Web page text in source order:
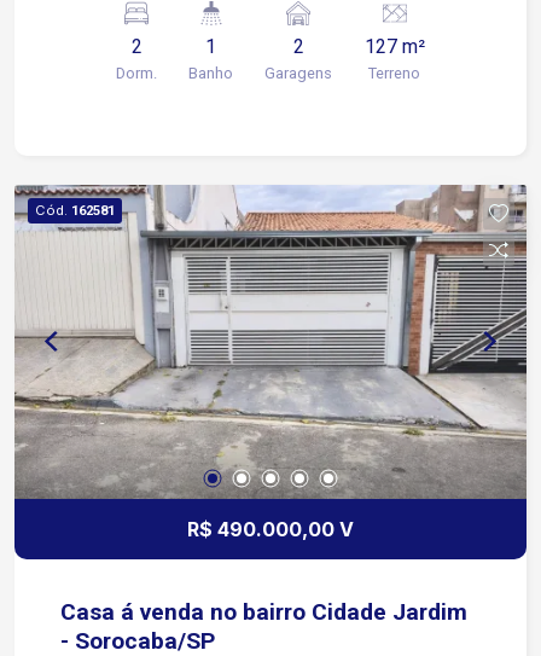
2
Dorm.
1
Banho
2
Garagens
127 m²
Terreno
Cód. 162581
R$ 490.000,00 V
Casa á venda no bairro Cidade Jardim
- Sorocaba/SP